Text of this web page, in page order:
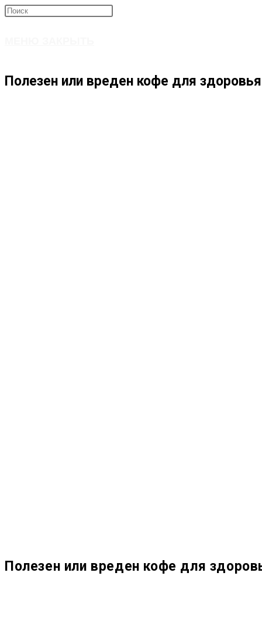
ПОИСК
Полезен или вреден кофе для
Полезен или вреден кофе для